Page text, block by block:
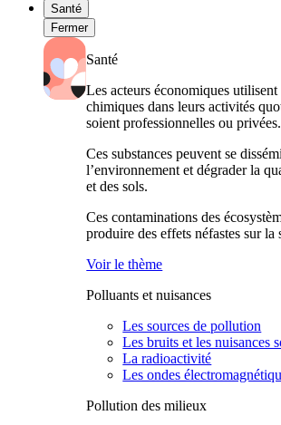
Santé
Fermer
Santé
Les acteurs économiques utilisent
chimiques dans leurs activités
soient professionnelles ou privées.
Ces substances peuvent se
l’environnement et dégrader la
et des sols.
Ces contaminations des
produire des effets néfastes sur la
Voir le thème
Polluants et nuisances
Les sources de pollution
Les bruits et les nuisances
La radioactivité
Les ondes
Pollution des milieux